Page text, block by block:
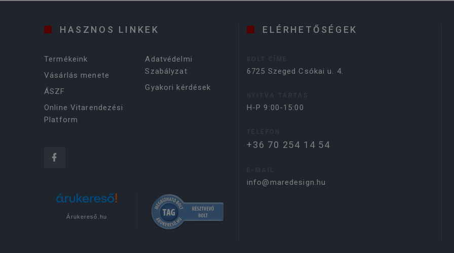
HASZNOS LINKEK
Termékeink
Vásárlás menete
ÁSZF
Online Vitarendezési
Platform
Adatvédelmi
Szabályzat
Gyakori kérdések
Árukereső.hu
ELÉRHETŐSÉGEK
6725 Szeged Csókai u. 4.
H-P 9:00-15:00
+36 70 254 14 54
info@maredesign.hu